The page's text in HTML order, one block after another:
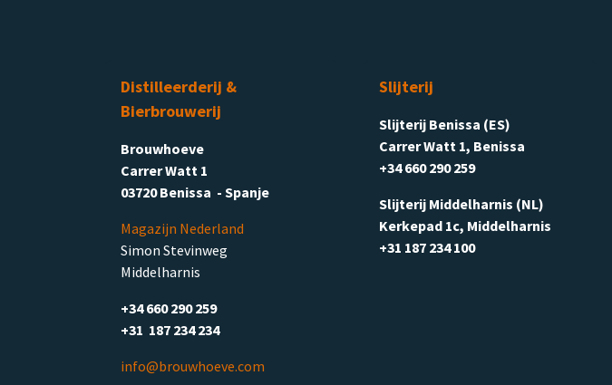
Distilleerderij &
Bierbrouwerij
Brouwhoeve
Carrer Watt 1
03720 Benissa - Spanje
Magazijn Nederland
Simon Stevinweg
Middelharnis
+34 660 290 259
+31 187 234 234
info@brouwhoeve.com
Slijterij
Slijterij Benissa (ES)
Carrer Watt 1, Benissa
+34 660 290 259
Slijterij Middelharnis (NL)
Kerkepad 1c, Middelharnis
+31 187 234 100